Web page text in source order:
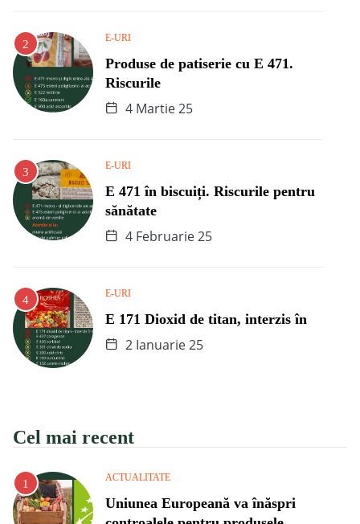
E-URI
Produse de patiserie cu E 471.
Riscurile
4 Martie 25
E-URI
E 471 în biscuiți. Riscurile pentru
sănătate
4 Februarie 25
E-URI
E 171 Dioxid de titan, interzis în
2 Ianuarie 25
Cel mai recent
ACTUALITATE
Uniunea Europeană va înăspri